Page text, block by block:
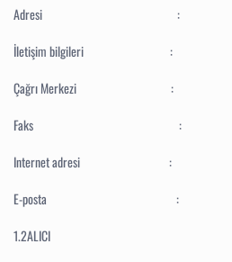
Adresi :
İletişim bilgileri :
Çağrı Merkezi :
Faks :
Internet adresi :
E-posta :
1.2ALICI